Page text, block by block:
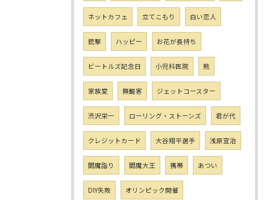
ネットカフェ 立てこもり 白い恋人
銃撃 ハッピー お花が長持ち
ビートルズ記念日 小児科医院 熊
家族愛 無観客 ジェットコースター
渋沢栄一 ローリング・ストーンズ 君が代
クレジットカード 大谷翔平選手 浅原宣治
閻魔詣り 閻魔大王 携帯 あつい
DIY失敗 オリンピック開催